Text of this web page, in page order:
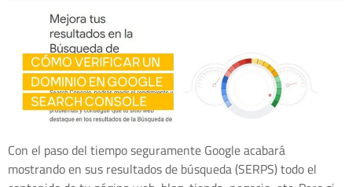
Con el paso del tiempo seguramente Google acabará
mostrando en sus resultados de búsqueda (SERPS) todo el